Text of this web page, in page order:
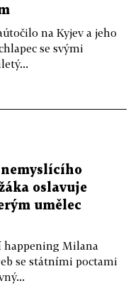
na Kyjev a jeho
se svými
oslavuje
umělec
happening Milana
se státními poctami